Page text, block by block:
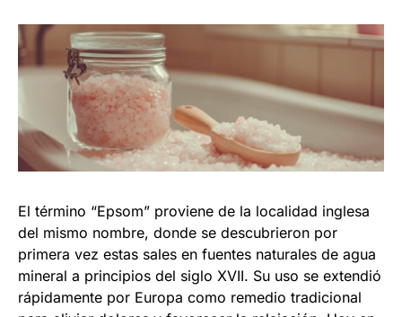
El término “Epsom” proviene de la localidad inglesa
del mismo nombre, donde se descubrieron por
primera vez estas sales en fuentes naturales de agua
mineral a principios del siglo XVII. Su uso se extendió
rápidamente por Europa como remedio tradicional